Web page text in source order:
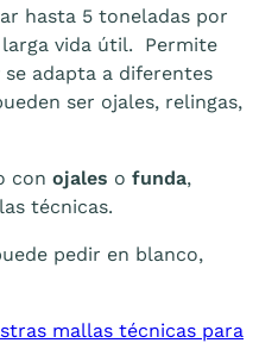
hasta 5 toneladas por
larga vida útil. Permite
adapta a diferentes
ser ojales, relingas,
con ojales o funda,
técnicas.
pedir en blanco,
mallas técnicas para